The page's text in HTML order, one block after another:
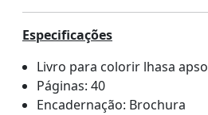
Especificações
Livro para colorir lhasa apso
Páginas: 40
Encadernação: Brochura